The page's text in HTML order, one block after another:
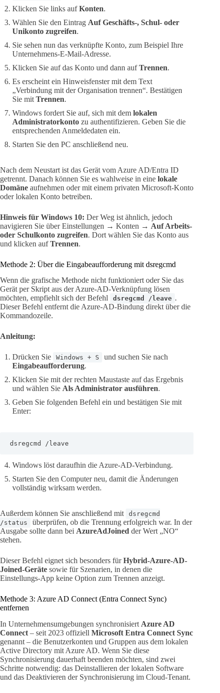
Klicken Sie links aufKonten.
Wählen Sie den Eintrag Auf Geschäfts-, Schul- oder
Unikonto zugreifen.
Sie sehen nun das verknüpfte Konto, zum Beispiel Ihre
Unternehmens-E-Mail-Adresse.
Klicken Sie auf das Konto und dann aufTrennen.
Es erscheint ein Hinweisfenster mit dem Text
„Verbindung mit der Organisation trennen“. Bestätigen
Sie mit Trennen.
Windows fordert Sie auf, sich mit dem lokalen
Administratorkonto zu authentifizieren. Geben Sie die
entsprechenden Anmeldedaten ein.
Starten Sie den PC anschließend neu.
Nach dem Neustart ist das Gerät vom Azure AD/Entra ID
getrennt. Danach können Sie es wahlweise in eine lokale
Domäne aufnehmen oder mit einem privaten Microsoft-Konto
oder lokalen Konto betreiben.
Hinweis für Windows 10: Der Weg ist ähnlich, jedoch
navigieren Sie über Einstellungen → Konten → Auf Arbeits-
oder Schulkonto zugreifen. Dort wählen Sie das Konto aus
und klicken aufTrennen.
Methode 2: Über die Eingabeaufforderung mit dsregcmd
Wenn die grafische Methode nicht funktioniert oder Sie das
Gerät per Skript aus der Azure-AD-Verknüpfung lösen
möchten, empfiehlt sich der Befehl
dsregcmd /leave .
Dieser Befehl entfernt die Azure-AD-Bindung direkt über die
Kommandozeile.
Anleitung:
Drücken Sie Windows + S
und suchen Sie nach
Eingabeaufforderung.
Klicken Sie mit der rechten Maustaste auf das Ergebnis
und wählen Sie Als Administrator ausführen.
Geben Sie folgenden Befehl ein und bestätigen Sie mit
Enter:
dsregcmd /leave
Windows löst daraufhin die Azure-AD-Verbindung.
Starten Sie den Computer neu, damit die Änderungen
vollständig wirksam werden.
Außerdem können Sie anschließend mit
dsregcmd
/status
überprüfen, ob die Trennung erfolgreich war. In der
Ausgabe sollte dann bei AzureAdJoined der Wert „NO“
stehen.
Dieser Befehl eignet sich besonders fürHybrid-Azure-AD-
Joined-Geräte sowie für Szenarien, in denen die
Einstellungs-App keine Option zum Trennen anzeigt.
Methode 3: Azure AD Connect (Entra Connect Sync)
entfernen
In Unternehmensumgebungen synchronisiert Azure AD
Connect – seit 2023 offiziell Microsoft Entra Connect Sync
genannt – die Benutzerkonten und Gruppen aus dem lokalen
Active Directory mit Azure AD. Wenn Sie diese
Synchronisierung dauerhaft beenden möchten, sind zwei
Schritte notwendig: das Deinstallieren der lokalen Software
und das Deaktivieren der Synchronisierung im Cloud-Tenant.